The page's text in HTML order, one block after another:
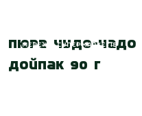
Пюре Чудо-Чадо
дойпак 90 г